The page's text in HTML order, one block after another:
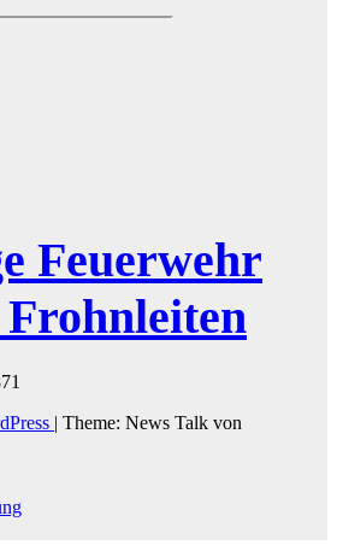
Feuerwehr
| Theme: News Talk von